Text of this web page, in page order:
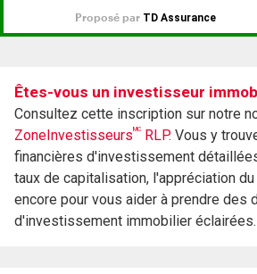
Êtes-vous un investisseur
Consultez cette inscription sur notre
ZoneInvestisseursMC RLP. Vous y
financières d'investissement
taux de capitalisation, l'appréciation
encore pour vous aider à prendre des
d'investissement immobilier éclairées.